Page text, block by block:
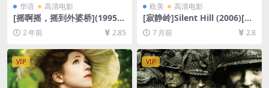
华语 高清电影
[摇啊摇，摇到外婆桥](1995)
[百度网盘+夸克网盘1080P超
清未删减资源][网盘在线播放/
下载][MP4/6.7GB][中文字幕]
2 年前 2.85
欧美 高清电影
[寂静岭]Silent Hill (2006)[百
度网盘+夸克网盘1080P超清
未删减资源][网盘在线播放/下
载][MP4/8.4GB][中英字幕]
7 月前 2.8
VIP VIP